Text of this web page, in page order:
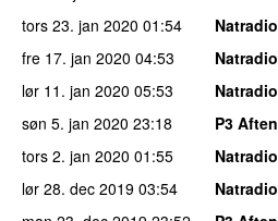
tors 23. jan 2020 01:54
Natradio
fre 17. jan 2020 04:53
Natradio
lør 11. jan 2020 05:53
Natradio
søn 5. jan 2020 23:18
P3 Aften
tors 2. jan 2020 01:55
Natradio
lør 28. dec 2019 03:54
Natradio